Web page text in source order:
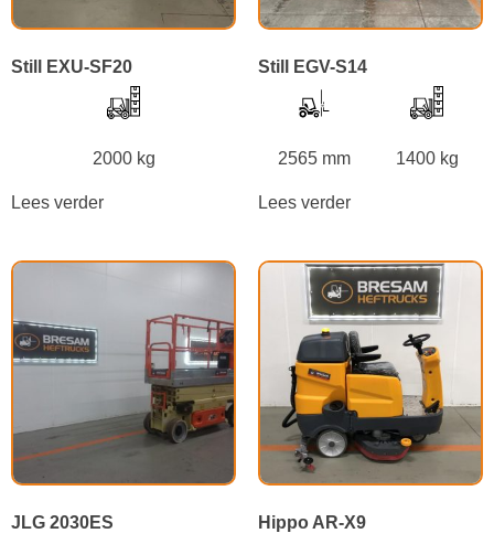
Still EXU-SF20
2000 kg
Lees verder
Still EGV-S14
2565 mm 1400 kg
Lees verder
JLG 2030ES Hippo AR-X9